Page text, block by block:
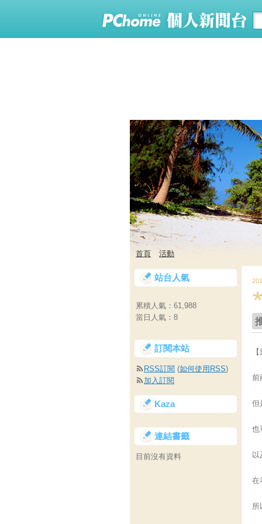
首頁 活動
前
但
也
在
所
站台人氣
累積人氣： 61,988
當日人氣： 8
訂閱本站
RSS訂閱 (如何使用RSS)
加入訂閱
Kaza
連結書籤
目前沒有資料